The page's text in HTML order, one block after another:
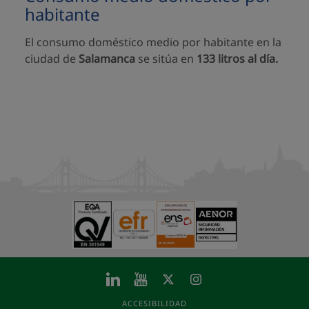
habitante
El consumo doméstico medio por habitante en la
ciudad de Salamanca se sitúa en 133 litros al día.
ACCESIBILIDAD